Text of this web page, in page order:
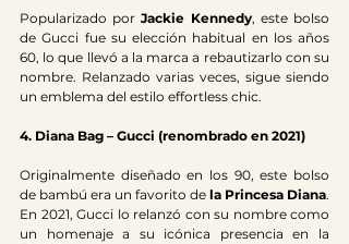
Popularizado por Jackie Kennedy, este bolso
de Gucci fue su elección habitual en los años
60, lo que llevó a la marca a rebautizarlo con su
nombre. Relanzado varias veces, sigue siendo
un emblema del estilo effortless chic.
4. Diana Bag – Gucci (renombrado en 2021)
Originalmente diseñado en los 90, este bolso
de bambú era un favorito de la Princesa Diana.
En 2021, Gucci lo relanzó con su nombre como
un homenaje a su icónica presencia en la